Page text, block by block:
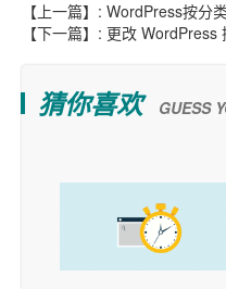
【上一篇】: WordPress按分
【下一篇】: 更改 WordPress
猜你喜欢 GUESS